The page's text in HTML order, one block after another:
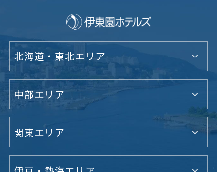
北海道・東北エリア
中部エリア
関東エリア